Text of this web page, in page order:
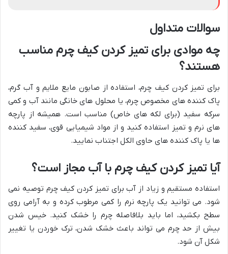
سوالات متداول
چه موادی برای تمیز کردن کیف چرم مناسب
هستند؟
برای تمیز کردن کیف چرم، استفاده از صابون مایع ملایم و آب گرم،
پاک کننده های مخصوص چرم، یا محلول های خانگی مانند آب و کمی
سرکه سفید (برای لکه های خاص) مناسب است. همیشه از پارچه
های نرم و تمیز استفاده کنید و از مواد شیمیایی قوی، سفید کننده
ها یا پاک کننده های حاوی الکل اجتناب نمایید.
آیا تمیز کردن کیف چرم با آب مجاز است؟
استفاده مستقیم و زیاد از آب برای تمیز کردن کیف چرم توصیه نمی
شود. می توانید یک پارچه نرم را کمی مرطوب کرده و به آرامی روی
سطح بکشید، اما باید بلافاصله چرم را خشک کنید. خیس شدن
بیش از حد چرم می تواند باعث خشک شدن، ترک خوردن یا تغییر
شکل آن شود.